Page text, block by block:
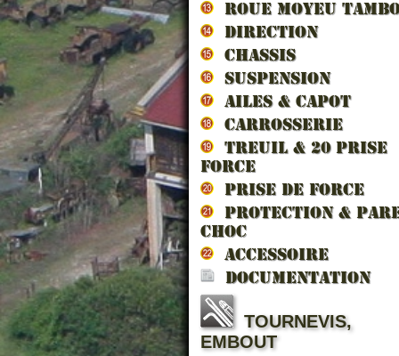
ROUE MOYEU
DIRECTION
CHASSIS
SUSPENSION
AILES & CAPOT
CARROSSERIE
TREUIL & 20 prise
force
PRISE DE FORCE
PROTECTION &
CHOC
ACCESSOIRE
DOCUMENTATION
TOURNEVIS,
EMBOUT